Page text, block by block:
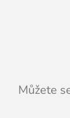
Můžete